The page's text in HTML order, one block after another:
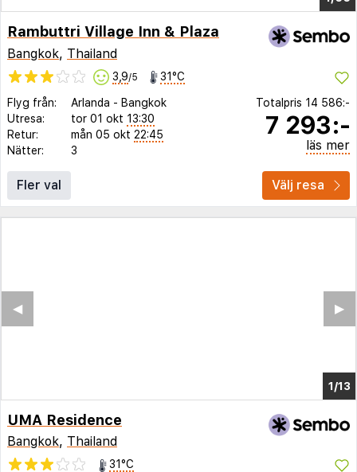
Rambuttri Village Inn & Plaza
Bangkok, Thailand
3,9/5 31°C
Flyg från: Arlanda - Bangkok
Utresa:
tor 01 okt 13:30
Retur:
mån 05 okt 22:45
Nätter:
3
Totalpris 14 586:-
7 293:-
läs mer
Fler val Välj resa
1/9
▶︎
◀︎
UMA Residence
Bangkok, Thailand
31°C